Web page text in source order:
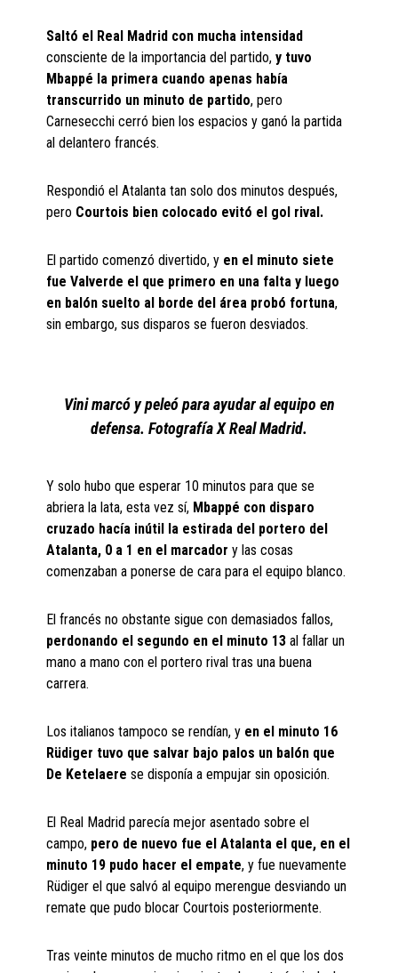
Saltó el Real Madrid con mucha intensidad
consciente de la importancia del partido,y tuvo
Mbappé la primera cuando apenas había
transcurrido un minuto de partido, pero
Carnesecchi cerró bien los espacios y ganó la partida
al delantero francés.
Respondió el Atalanta tan solo dos minutos después,
pero Courtois bien colocado evitó el gol rival.
El partido comenzó divertido, y en el minuto siete
fue Valverde el que primero en una falta y luego
en balón suelto al borde del área probó fortuna,
sin embargo, sus disparos se fueron desviados.
Vini marcó y peleó para ayudar al equipo en
defensa. Fotografía X Real Madrid.
Y solo hubo que esperar 10 minutos para que se
abriera la lata, esta vez sí, Mbappé con disparo
cruzado hacía inútil la estirada del portero del
Atalanta, 0 a 1 en el marcador y las cosas
comenzaban a ponerse de cara para el equipo blanco.
El francés no obstante sigue con demasiados fallos,
perdonando el segundo en el minuto 13 al fallar un
mano a mano con el portero rival tras una buena
carrera.
Los italianos tampoco se rendían, y en el minuto 16
Rüdiger tuvo que salvar bajo palos un balón que
De Ketelaerese disponía a empujar sin oposición.
El Real Madrid parecía mejor asentado sobre el
campo, pero de nuevo fue el Atalanta el que, en el
minuto 19 pudo hacer el empate, y fue nuevamente
Rüdiger el que salvó al equipo merengue desviando un
remate que pudo blocar Courtois posteriormente.
Tras veinte minutos de mucho ritmo en el que los dos